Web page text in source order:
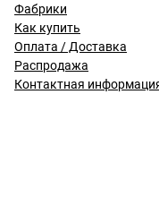
Фабрики
Как купить
Оплата / Доставка
Распродажа
Контактная